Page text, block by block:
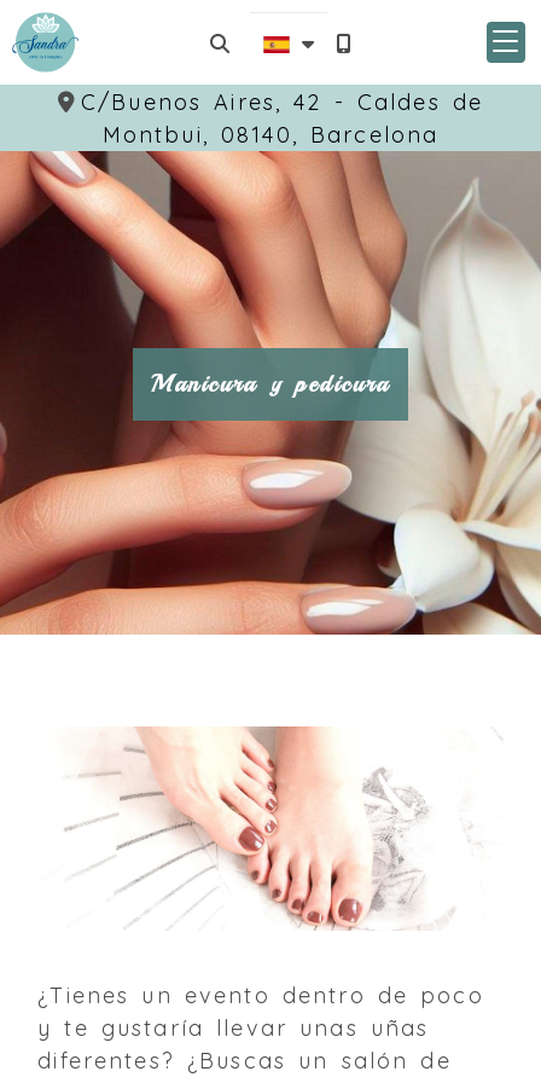
C/Buenos Aires, 42 - Caldes de
Montbui, 08140, Barcelona
Manicura y pedicura
¿Tienes un evento dentro de poco
y te gustaría llevar unas uñas
diferentes? ¿Buscas un salón de